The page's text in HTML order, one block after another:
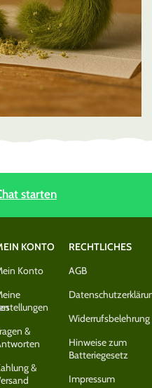
starten
KONTO
Konto
&
&
RECHTLICHES
AGB
Widerrufsbelehrung
Hinweise zum
Batteriegesetz
Impressum